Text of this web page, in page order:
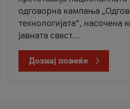
одговорна кампања
технологијата“, насочена
јавната свест...
Дознај повеќе